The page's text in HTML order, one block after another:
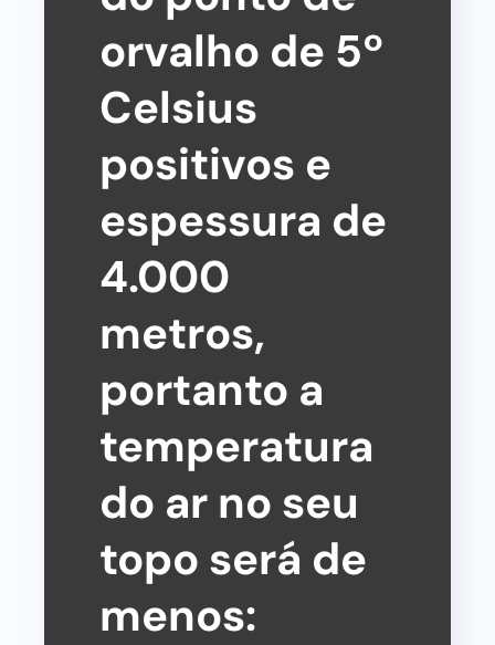
orvalho de 5º
Celsius
positivos e
espessura de
4.000
metros,
portanto a
temperatura
do ar no seu
topo será de
menos: